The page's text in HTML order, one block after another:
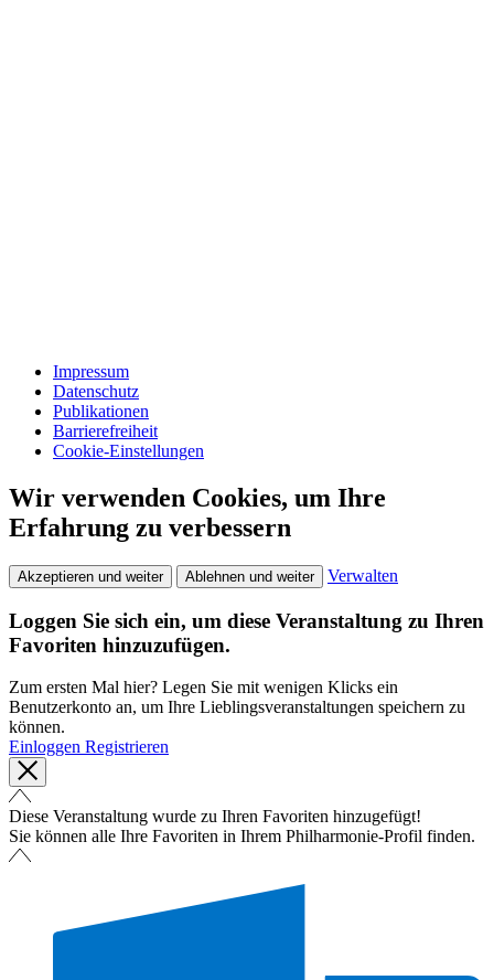
Impressum
Datenschutz
Publikationen
Barrierefreiheit
Cookie-Einstellungen
Wir verwenden Cookies, um Ihre
Erfahrung zu verbessern
Akzeptieren und weiter Ablehnen und weiter Verwalten
Loggen Sie sich ein, um diese Veranstaltung zu Ihren
Favoriten hinzuzufügen.
Zum ersten Mal hier? Legen Sie mit wenigen Klicks ein
Benutzerkonto an, um Ihre Lieblingsveranstaltungen speichern zu
können.
Einloggen Registrieren
Diese Veranstaltung wurde zu Ihren Favoriten hinzugefügt!
Sie können alle Ihre Favoriten in Ihrem Philharmonie-Profil finden.